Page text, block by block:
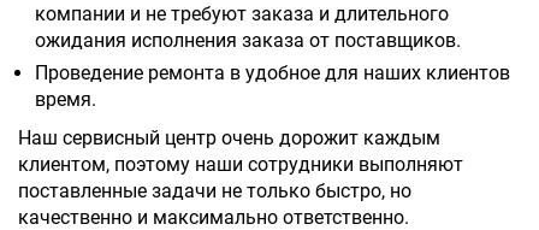
компании и не требуют заказа и длительного
ожидания исполнения заказа от поставщиков.
Проведение ремонта в удобное для наших клиентов
время.
Наш сервисный центр очень дорожит каждым
клиентом, поэтому наши сотрудники выполняют
поставленные задачи не только быстро, но
качественно и максимально ответственно.